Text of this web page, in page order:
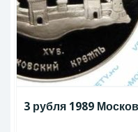
3 рубля 1989